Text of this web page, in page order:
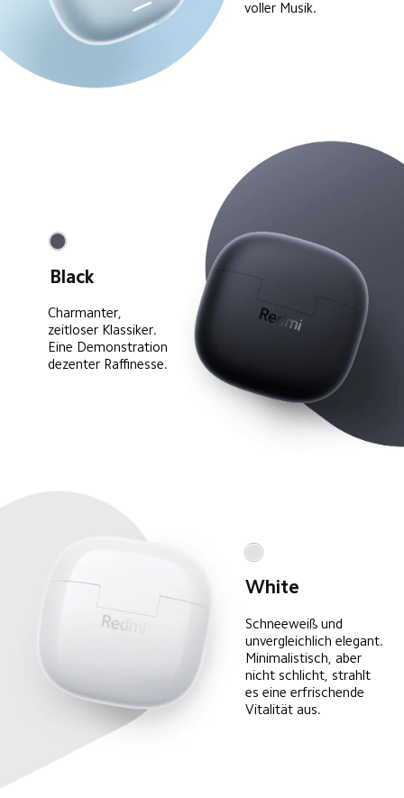
voller Musik.
Black
Charmanter,
zeitloser Klassiker.
Eine Demonstration
dezenter Raffinesse.
White
Schneeweiß und
unvergleichlich elegant.
Minimalistisch, aber
nicht schlicht, strahlt
es eine erfrischende
Vitalität aus.